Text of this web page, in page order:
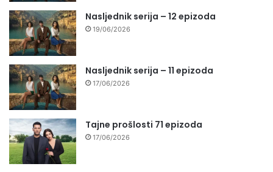
Nasljednik serija – 12 epizoda
19/06/2026
Nasljednik serija – 11 epizoda
17/06/2026
Tajne prošlosti 71 epizoda
17/06/2026